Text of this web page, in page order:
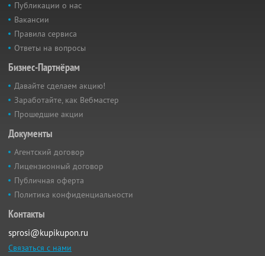
Публикации о нас
Вакансии
Правила сервиса
Ответы на вопросы
Бизнес-Партнёрам
Давайте сделаем акцию!
Заработайте, как Вебмастер
Прошедшие акции
Документы
Агентский договор
Лицензионный договор
Публичная оферта
Политика конфиденциальности
Контакты
sprosi@kupikupon.ru
Связаться с нами